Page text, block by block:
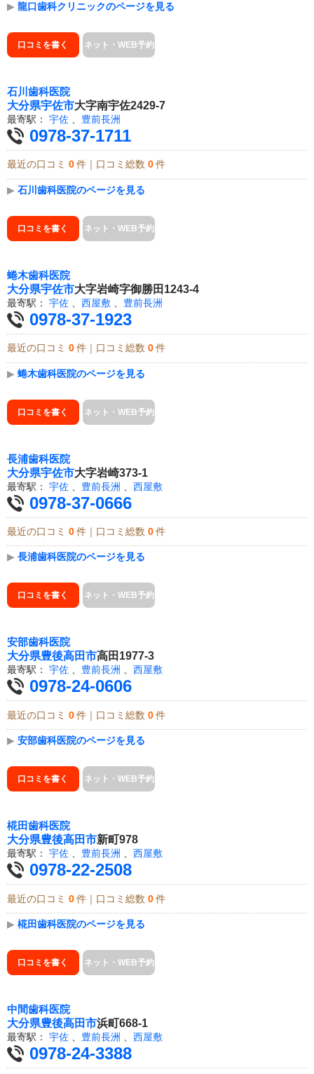
▶ 龍口歯科クリニックのページを見る
口コミを書く ネット・WEB予約
石川歯科医院
大分県宇佐市大字南宇佐2429-7
最寄駅： 宇佐 豊前長洲
0978-37-1711
最近の口コミ 0 件｜口コミ総数 0 件
▶ 石川歯科医院のページを見る
口コミを書く ネット・WEB予約
蜷木歯科医院
大分県宇佐市大字岩崎字御勝田1243-4
最寄駅： 宇佐 西屋敷 豊前長洲
0978-37-1923
最近の口コミ 0 件｜口コミ総数 0 件
▶ 蜷木歯科医院のページを見る
口コミを書く ネット・WEB予約
長浦歯科医院
大分県宇佐市大字岩崎373-1
最寄駅： 宇佐 豊前長洲 西屋敷
0978-37-0666
最近の口コミ 0 件｜口コミ総数 0 件
▶ 長浦歯科医院のページを見る
口コミを書く ネット・WEB予約
安部歯科医院
大分県豊後高田市高田1977-3
最寄駅： 宇佐 、 豊前長洲 、 西屋敷
0978-24-0606
最近の口コミ 0 件｜口コミ総数 0 件
▶ 安部歯科医院のページを見る
口コミを書く ネット・WEB予約
椛田歯科医院
大分県豊後高田市新町978
最寄駅： 宇佐 豊前長洲 西屋敷
0978-22-2508
最近の口コミ 0 件｜口コミ総数 0 件
▶ 椛田歯科医院のページを見る
口コミを書く ネット・WEB予約
中間歯科医院
大分県豊後高田市浜町668-1
最寄駅： 宇佐 豊前長洲 西屋敷
0978-24-3388